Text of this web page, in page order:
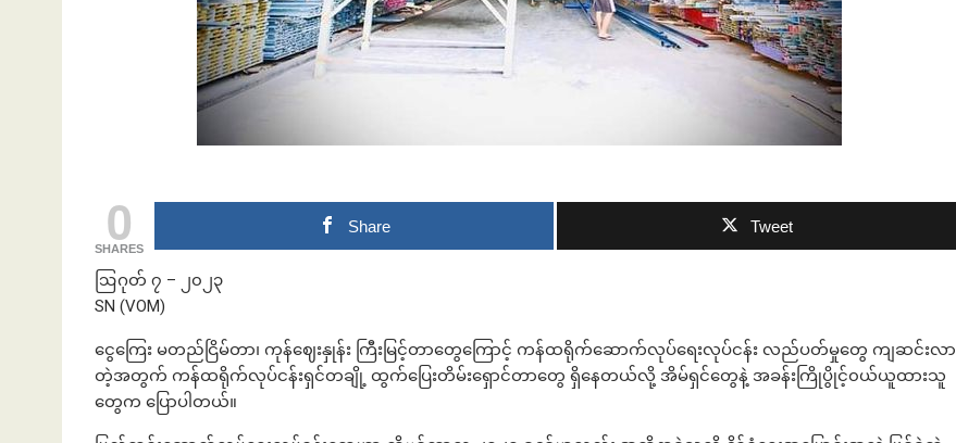
0
SHARES
Share Tweet
ဩဂုတ် ၇ – ၂၀၂၃
SN (VOM)
ငွေကြေး မတည်ငြိမ်တာ၊ ကုန်ဈေးနှုန်း ကြီးမြင့်တာတွေကြောင့် ကန်ထရိုက်ဆောက်လုပ်ရေးလုပ်ငန်း လည်ပတ်မှုတွေ ကျဆင်းလာ
တဲ့အတွက် ကန်ထရိုက်လုပ်ငန်းရှင်တချို့ ထွက်ပြေးတိမ်းရှောင်တာတွေ ရှိနေတယ်လို့ အိမ်ရှင်တွေနဲ့ အခန်းကြိုပွိုင့်၀ယ်ယူထားသူ
တွေက ပြောပါတယ်။